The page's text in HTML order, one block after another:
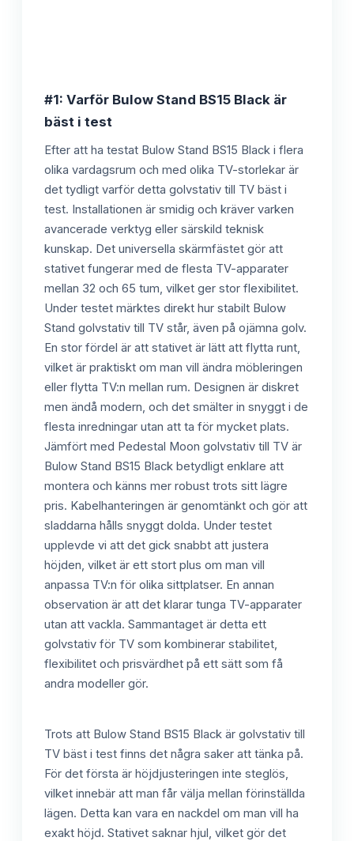
#1: Varför Bulow Stand BS15 Black är
bäst i test
Efter att ha testat Bulow Stand BS15 Black i flera
olika vardagsrum och med olika TV-storlekar är
det tydligt varför detta golvstativ till TV bäst i
test. Installationen är smidig och kräver varken
avancerade verktyg eller särskild teknisk
kunskap. Det universella skärmfästet gör att
stativet fungerar med de flesta TV-apparater
mellan 32 och 65 tum, vilket ger stor flexibilitet.
Under testet märktes direkt hur stabilt Bulow
Stand golvstativ till TV står, även på ojämna golv.
En stor fördel är att stativet är lätt att flytta runt,
vilket är praktiskt om man vill ändra möbleringen
eller flytta TV:n mellan rum. Designen är diskret
men ändå modern, och det smälter in snyggt i de
flesta inredningar utan att ta för mycket plats.
Jämfört med Pedestal Moon golvstativ till TV är
Bulow Stand BS15 Black betydligt enklare att
montera och känns mer robust trots sitt lägre
pris. Kabelhanteringen är genomtänkt och gör att
sladdarna hålls snyggt dolda. Under testet
upplevde vi att det gick snabbt att justera
höjden, vilket är ett stort plus om man vill
anpassa TV:n för olika sittplatser. En annan
observation är att det klarar tunga TV-apparater
utan att vackla. Sammantaget är detta ett
golvstativ för TV som kombinerar stabilitet,
flexibilitet och prisvärdhet på ett sätt som få
andra modeller gör.
Trots att Bulow Stand BS15 Black är golvstativ till
TV bäst i test finns det några saker att tänka på.
För det första är höjdjusteringen inte steglös,
vilket innebär att man får välja mellan förinställda
lägen. Detta kan vara en nackdel om man vill ha
exakt höjd. Stativet saknar hjul, vilket gör det